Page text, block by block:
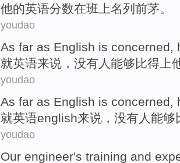
他的英语分数在班上名列前茅。
youdao
As far as English is concerned,
就英语来说 ，没有人能够比得上
youdao
As far as English is concerned,
就英语english来说，没有人能够
youdao
Our engineer's training and